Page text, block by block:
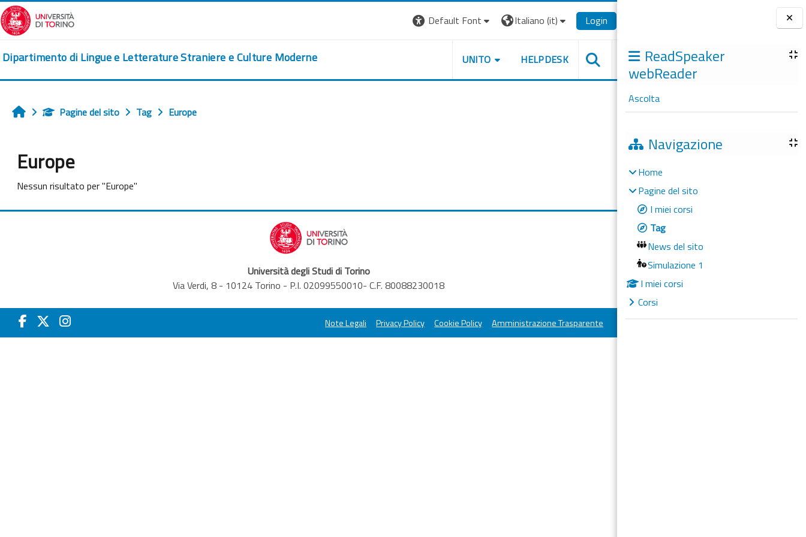
Vai al contenuto principale
Blocchi
ReadSpeaker
webReader
Ascolta
Navigazione
Home
Pagine del sito
I miei corsi
Tag
News del sito
Simulazione 1
I miei corsi
Corsi
Default Font Italiano ‎(it)‎ Login
Dipartimento di Lingue e Letterature Straniere e Culture Moderne UNITO HELPDESK
HomePagine del sito Tag Europe
Europe
Nessun risultato per "Europe"
Università degli Studi di Torino
Via Verdi, 8 - 10124 Torino - P.I. 02099550010- C.F. 80088230018
Note Legali Privacy Policy Cookie Policy Amministrazione Trasparente